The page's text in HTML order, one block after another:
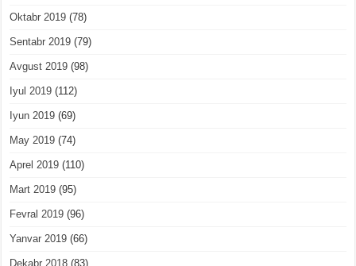
Oktabr 2019 (78)
Sentabr 2019 (79)
Avgust 2019 (98)
Iyul 2019 (112)
Iyun 2019 (69)
May 2019 (74)
Aprel 2019 (110)
Mart 2019 (95)
Fevral 2019 (96)
Yanvar 2019 (66)
Dekabr 2018 (83)